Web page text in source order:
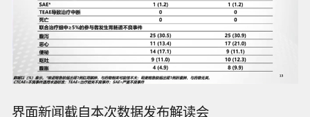
无明显差异。长期、完整结果仍有待后续数据进
一步披露。